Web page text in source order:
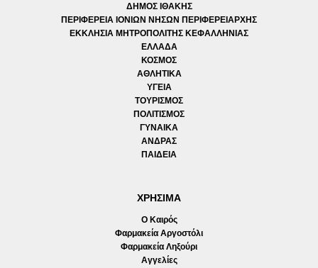
ΔΗΜΟΣ ΙΘΑΚΗΣ
ΠΕΡΙΦΕΡΕΙΑ ΙΟΝΙΩΝ ΝΗΣΩΝ ΠΕΡΙΦΕΡΕΙΑΡΧΗΣ
ΕΚΚΛΗΣΙΑ ΜΗΤΡΟΠΟΛΙΤΗΣ ΚΕΦΑΛΛΗΝΙΑΣ
ΕΛΛΑΔΑ
ΚΟΣΜΟΣ
ΑΘΛΗΤΙΚΑ
ΥΓΕΙΑ
ΤΟΥΡΙΣΜΟΣ
ΠΟΛΙΤΙΣΜΟΣ
ΓΥΝΑΙΚΑ
ΑΝΔΡΑΣ
ΠΑΙΔΕΙΑ
ΧΡΗΣΙΜΑ
Ο Καιρός
Φαρμακεία Αργοστόλι
Φαρμακεία Ληξούρι
Αγγελίες